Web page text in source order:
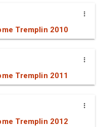
Tremplin 2010
Tremplin 2011
Tremplin 2012